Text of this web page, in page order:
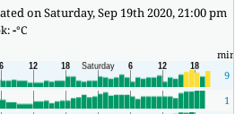
on Saturday, Sep 19th 2020, 21:00 pm
-°C
min
9
1